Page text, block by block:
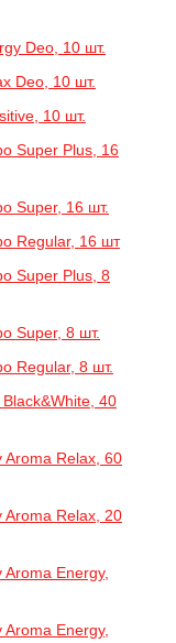
Deo, 10 шт.
Deo, 10 шт.
10 шт.
Super Plus, 16
Super, 16 шт.
Regular, 16 шт
Super Plus, 8
Super, 8 шт.
Regular, 8 шт.
40
Aroma Relax, 60
Aroma Relax, 20
Energy,
Energy,